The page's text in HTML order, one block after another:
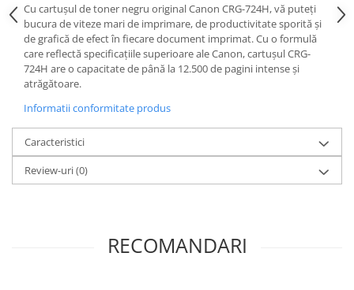
Cu cartușul de toner negru original Canon CRG-724H, vă puteți
bucura de viteze mari de imprimare, de productivitate sporită și
de grafică de efect în fiecare document imprimat. Cu o formulă
care reflectă specificațiile superioare ale Canon, cartușul CRG-
724H are o capacitate de până la 12.500 de pagini intense și
atrăgătoare.
Informatii conformitate produs
Caracteristici
Review-uri(0)
RECOMANDARI